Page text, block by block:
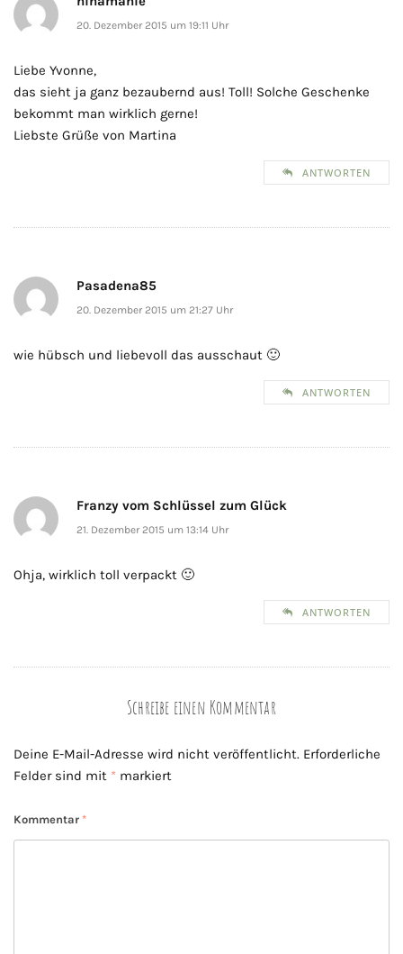
20. Dezember 2015 um 19:11 Uhr
Liebe Yvonne,
das sieht ja ganz bezaubernd aus! Toll! Solche Geschenke
bekommt man wirklich gerne!
Liebste Grüße von Martina
ANTWORTEN
Pasadena85
20. Dezember 2015 um 21:27 Uhr
wie hübsch und liebevoll das ausschaut 🙂
ANTWORTEN
Franzy vom Schlüssel zum Glück
21. Dezember 2015 um 13:14 Uhr
Ohja, wirklich toll verpackt 🙂
ANTWORTEN
Schreibe einen Kommentar
Deine E-Mail-Adresse wird nicht veröffentlicht. Erforderliche
Felder sind mit * markiert
Kommentar *